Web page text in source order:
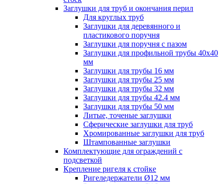
Заглушки для труб и окончания перил
Для круглых труб
Заглушки для деревянного и
пластикового поручня
Заглушки для поручня с пазом
Заглушки для профильной трубы 40х40
мм
Заглушки для трубы 16 мм
Заглушки для трубы 25 мм
Заглушки для трубы 32 мм
Заглушки для трубы 42.4 мм
Заглушки для трубы 50 мм
Литые, точеные заглушки
Сферические заглушки для труб
Хромированные заглушки для труб
Штампованные заглушки
Комплектующие для ограждений с
подсветкой
Крепление ригеля к стойке
Ригеледержатели Ø12 мм